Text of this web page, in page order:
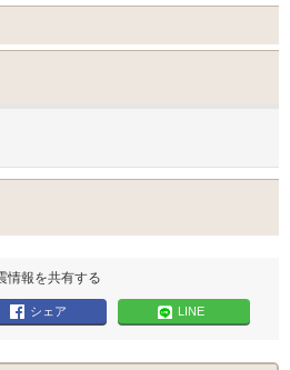
情報を共有する
シェア LINE